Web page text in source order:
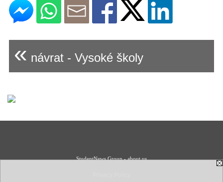
« návrat - Vysoké školy
StudentNews Group - about us